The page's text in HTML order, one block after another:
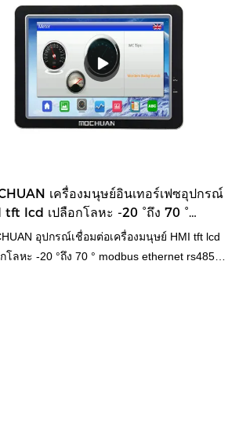
ะที่ปรากฏ ฯลฯ และมีชื่อเสียงที่ดีใน
MOCHUAN สรุปข้อบกพร่องของผลิตภัณฑ์ที่
าและปรับปรุงอย่างต่อเนื่อง ข้อมูลจำเพาะของ
rs485 electric hmi display แผงสัมผัสตัว
นการ modbus โมดูลอินเทอร์เฟซ Metal Shell
MC4097X สามารถปรับแต่งได้ตามความ
ารของคุณrs485 ไฟฟ้า hmi แสดงแผงสัมผัสตัว
ระมวลผลที่ประณีต ประสิทธิภาพที่เชื่อถือได้
พสูง คุณภาพเยี่ยม เพลิดเพลินกับชื่อเสียงและ
เครื่องมนุษย์อินเทอร์เฟซอุปกรณ์
tft lcd เปลือกโลหะ -20 °ถึง 70 °
ethernet rs485 ip65 9.7 นิ้ว
อุปกรณ์เชื่อมต่อเครื่องมนุษย์ HMI tft lcd
โลหะ -20 °ถึง 70 ° modbus ethernet rs485